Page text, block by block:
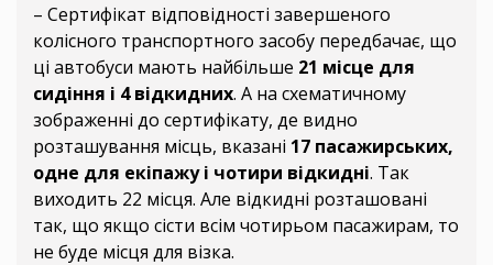
– Сертифікат відповідності завершеного
колісного транспортного засобу передбачає, що
ці автобуси мають найбільше 21 місце для
сидіння і 4 відкидних. А на схематичному
зображенні до сертифікату, де видно
розташування місць, вказані 17 пасажирських,
одне для екіпажу і чотири відкидні. Так
виходить 22 місця. Але відкидні розташовані
так, що якщо сісти всім чотирьом пасажирам, то
не буде місця для візка.